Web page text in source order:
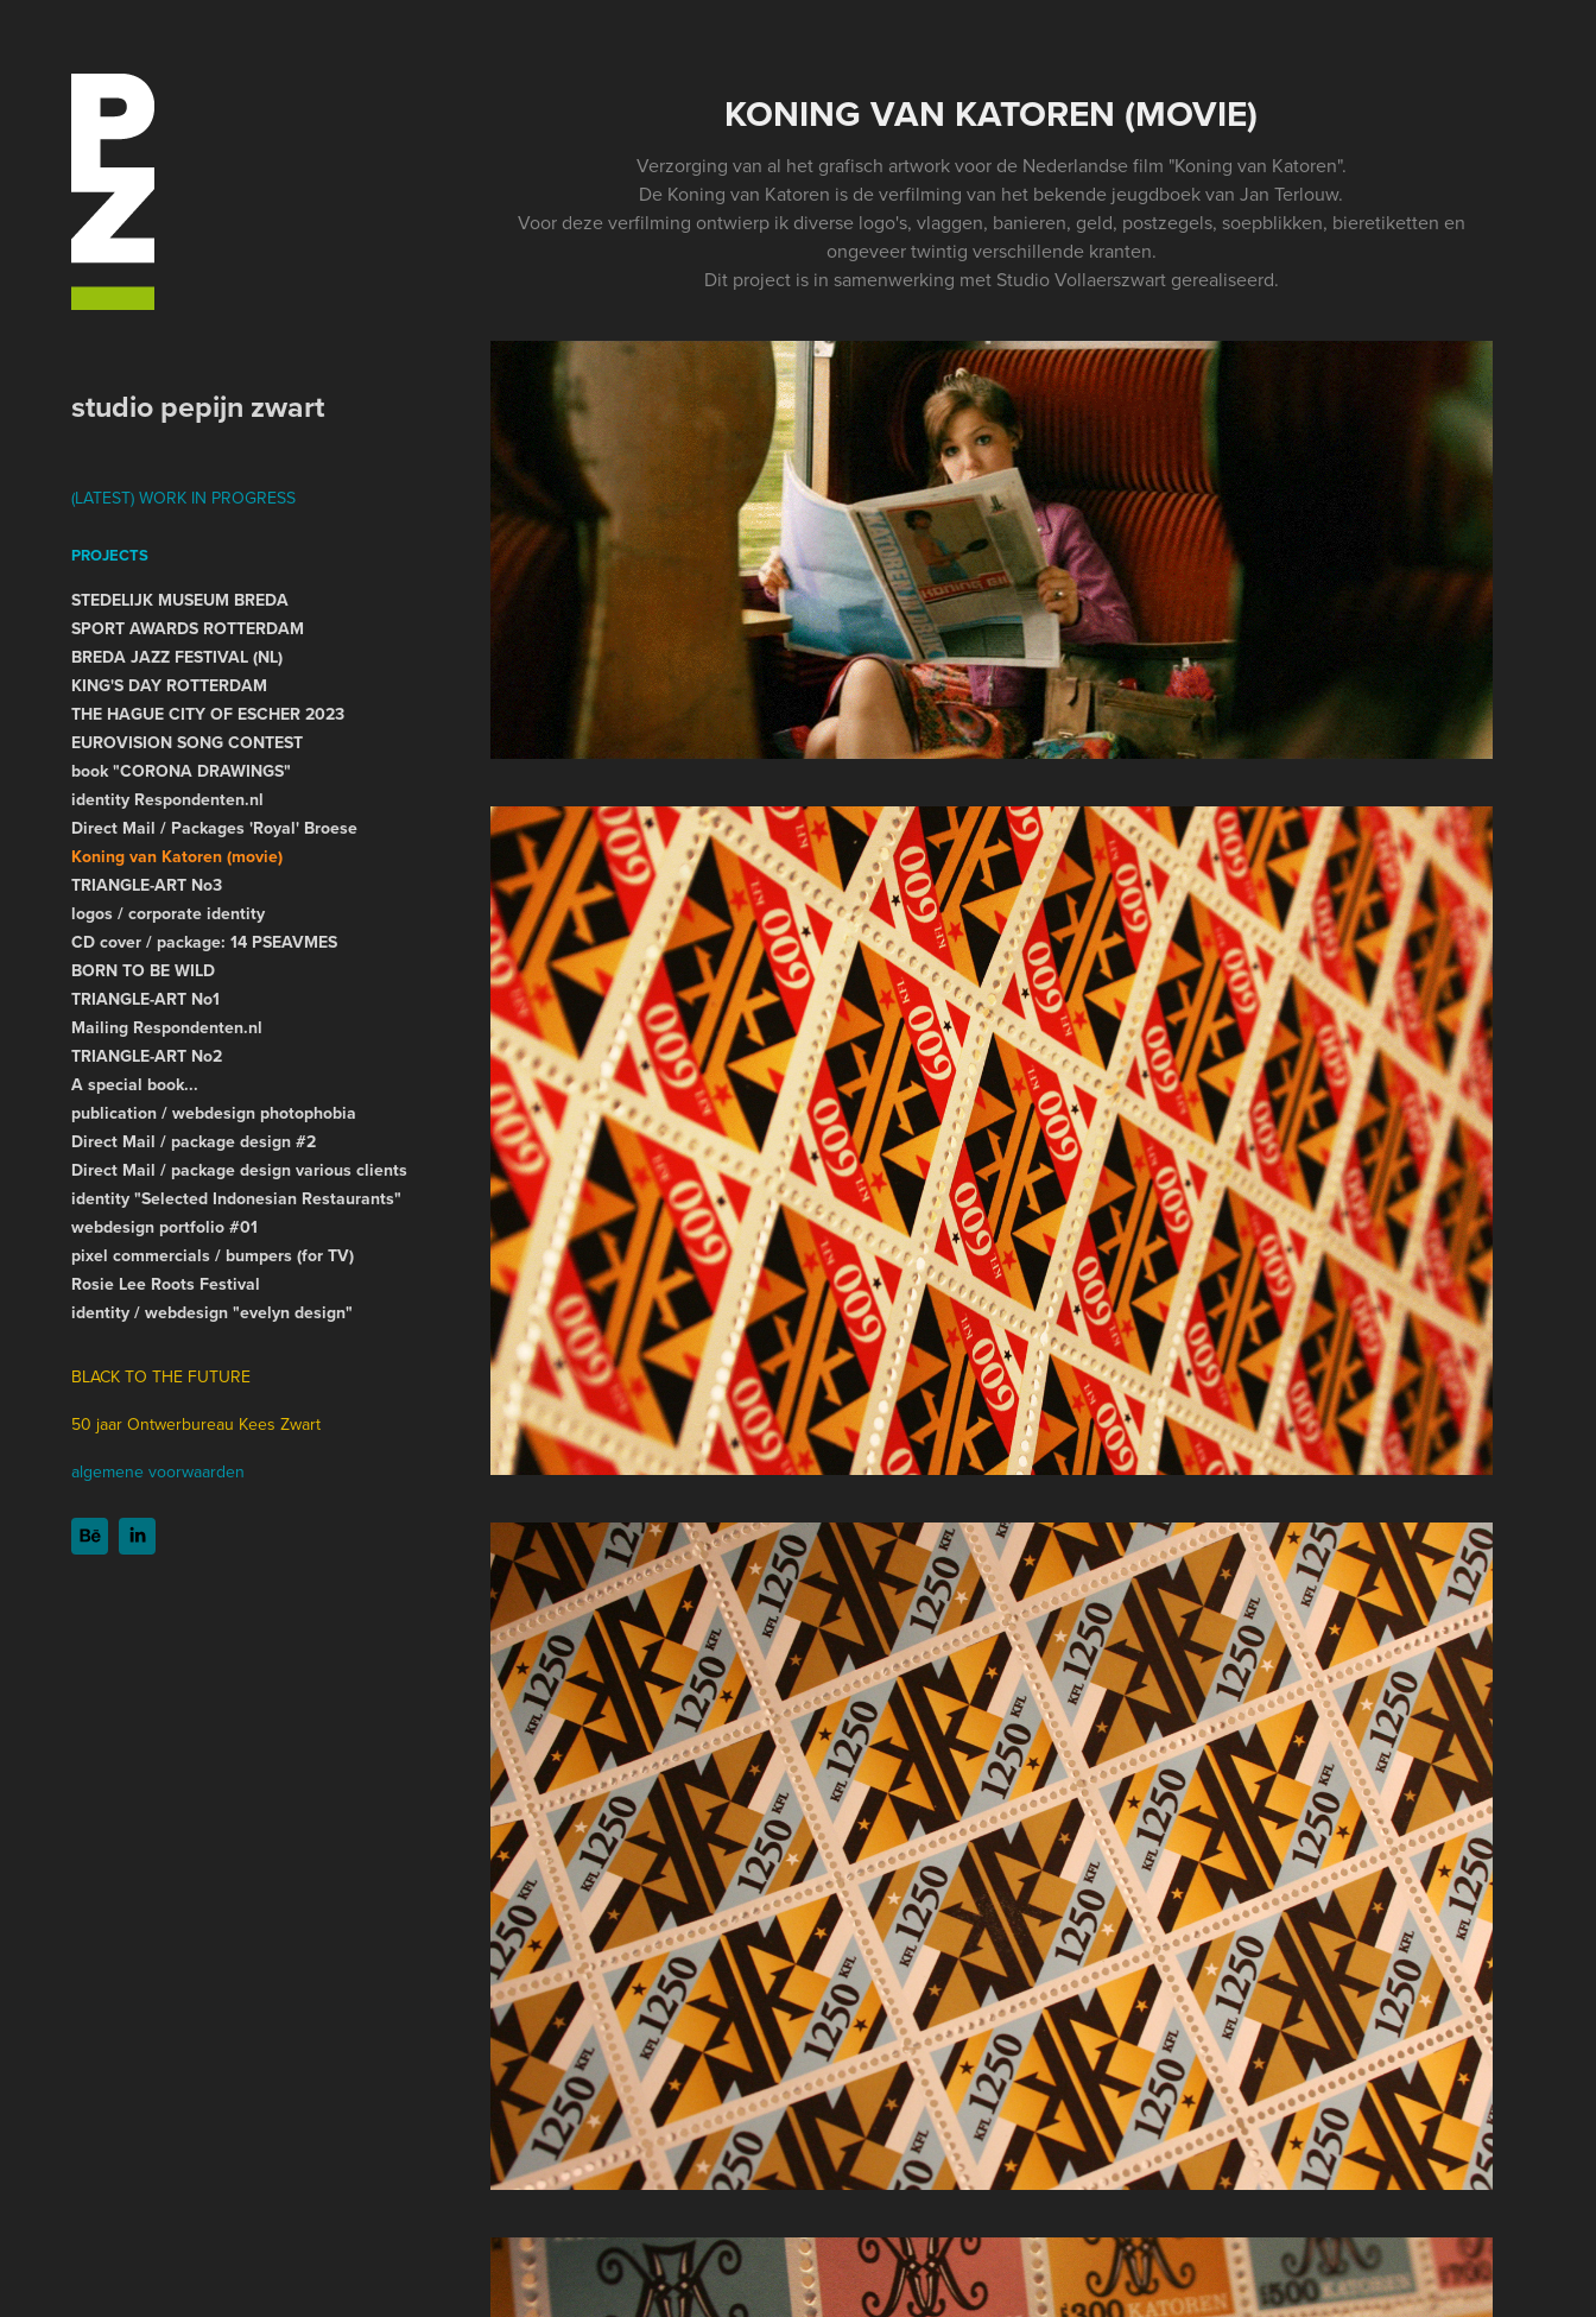
studio pepijn zwart
(LATEST) WORK IN PROGRESS
PROJECTS
STEDELIJK MUSEUM BREDA
SPORT AWARDS ROTTERDAM
BREDA JAZZ FESTIVAL (NL)
KING'S DAY ROTTERDAM
THE HAGUE CITY OF ESCHER 2023
EUROVISION SONG CONTEST
book "CORONA DRAWINGS"
identity Respondenten.nl
Direct Mail / Packages 'Royal' Broese
Koning van Katoren (movie)
TRIANGLE-ART No3
logos / corporate identity
CD cover / package: 14 PSEAVMES
BORN TO BE WILD
TRIANGLE-ART No1
Mailing Respondenten.nl
TRIANGLE-ART No2
A special book...
publication / webdesign photophobia
Direct Mail / package design #2
Direct Mail / package design various clients
identity "Selected Indonesian Restaurants"
webdesign portfolio #01
pixel commercials / bumpers (for TV)
Rosie Lee Roots Festival
identity / webdesign "evelyn design"
BLACK TO THE FUTURE
50 jaar Ontwerbureau Kees Zwart
algemene voorwaarden
KONING VAN KATOREN (MOVIE)
Verzorging van al het grafisch artwork voor de Nederlandse film "Koning van Katoren".
De Koning van Katoren is de verfilming van het bekende jeugdboek van Jan Terlouw.
Voor deze verfilming ontwierp ik diverse logo's, vlaggen, banieren, geld, postzegels, soepblikken, bieretiketten en
ongeveer twintig verschillende kranten.
Dit project is in samenwerking met Studio Vollaerszwart gerealiseerd.